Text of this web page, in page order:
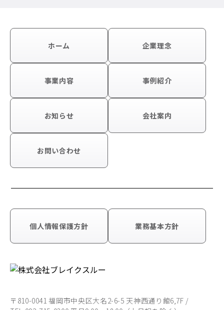
ホーム 企業理念
事業内容 事例紹介
お知らせ 会社案内
お問い合わせ
個人情報保護方針 業務基本方針
〒810-0041 福岡市中央区大名2-6-5 天神西通り館6,7F /